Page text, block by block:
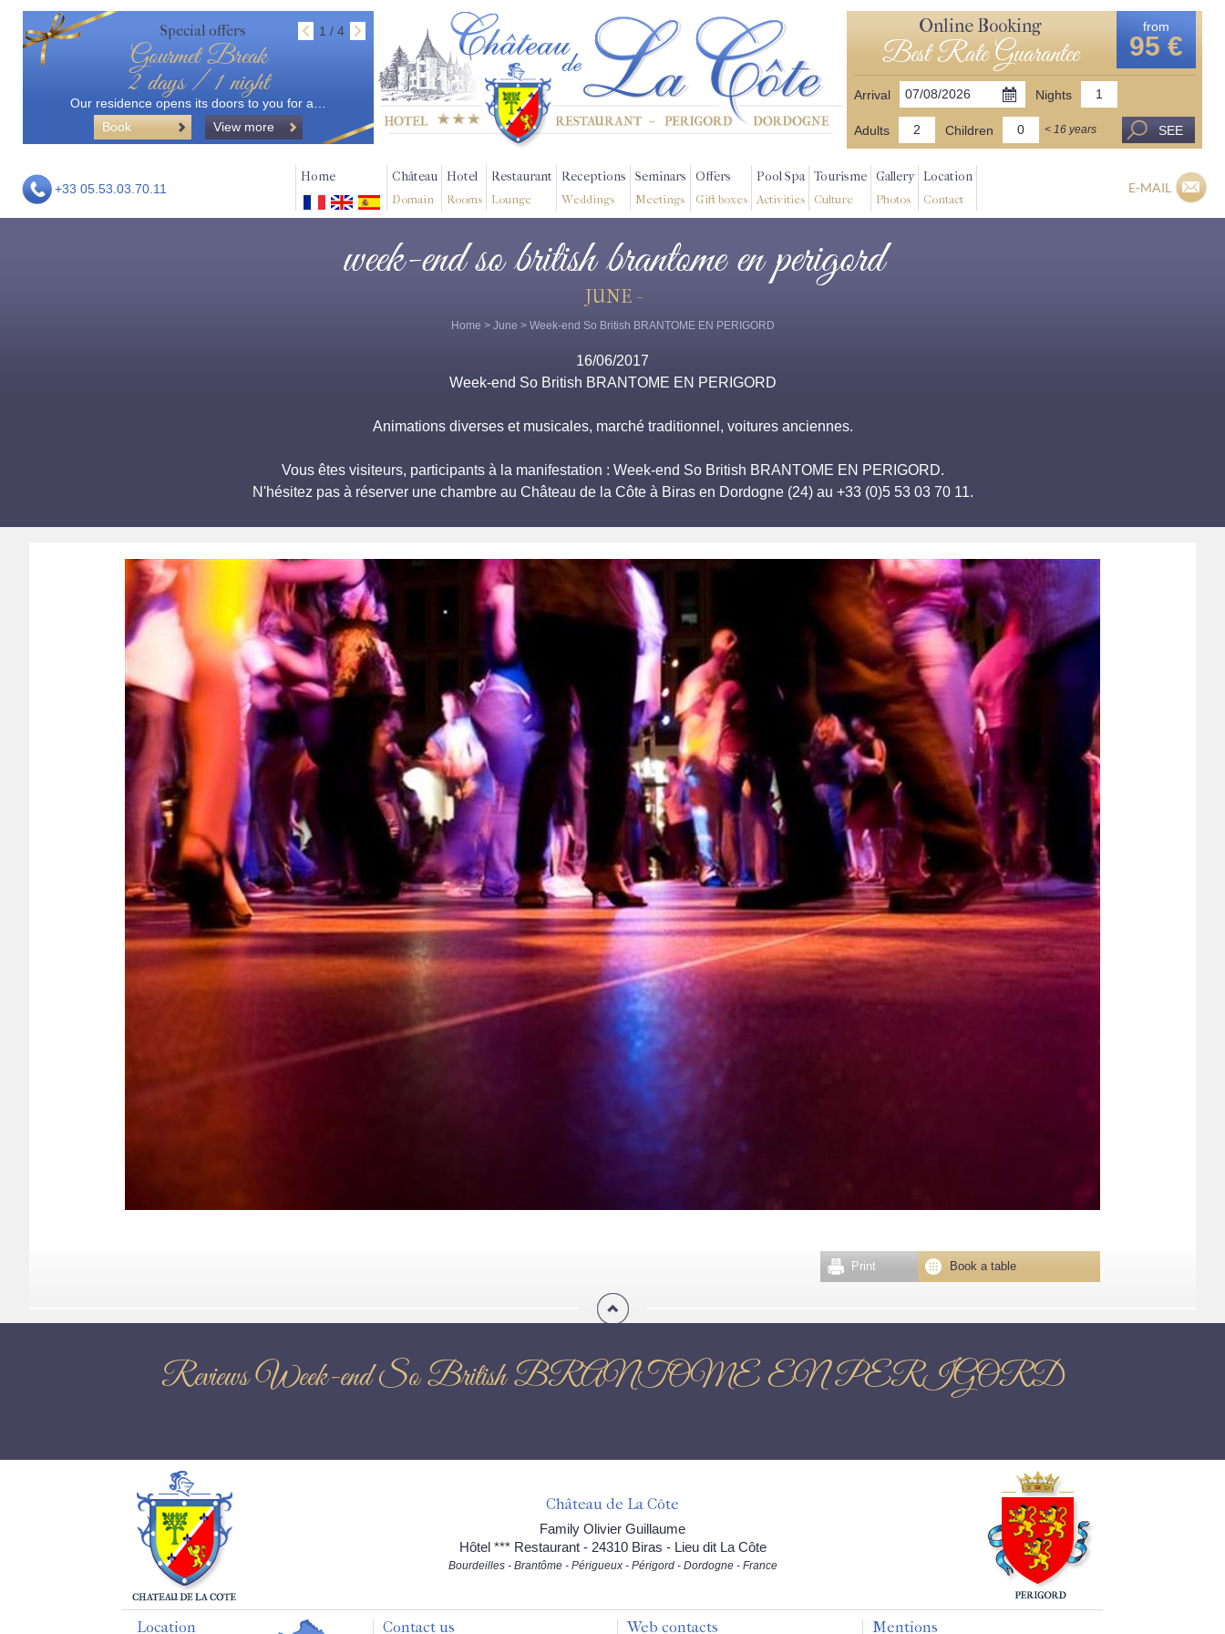
Special offers 1 / 4
Gourmet Break
2 days / 1 night
Our residence opens its doors to you for a…
Book
View more
Online Booking
Best Rate Guarantee
from
95 €
Arrival Nights
Adults Children < 16 years SEE
+33 05.53.03.70.11
Home Château
Domain
Hotel
Rooms
Restaurant
Lounge
Receptions
Weddings
Seminars
Meetings
Offers
Gift boxes
Pool Spa
Activities
Tourisme
Culture
Gallery
Photos
Location
Contact
E-MAIL
week-end so british brantome en perigord
JUNE -
Home > June > Week-end So British BRANTOME EN PERIGORD
16/06/2017
Week-end So British BRANTOME EN PERIGORD
Animations diverses et musicales, marché traditionnel, voitures anciennes.
Vous êtes visiteurs, participants à la manifestation : Week-end So British BRANTOME EN PERIGORD.
N'hésitez pas à réserver une chambre au Château de la Côte à Biras en Dordogne (24) au +33 (0)5 53 03 70 11.
Book a table
Print
Reviews Week-end So British BRANTOME EN PERIGORD
Château de La Côte
Family Olivier Guillaume
Hôtel *** Restaurant - 24310 Biras - Lieu dit La Côte
Bourdeilles - Brantôme - Périgueux - Périgord - Dordogne - France
Location Contact us Web contacts Mentions